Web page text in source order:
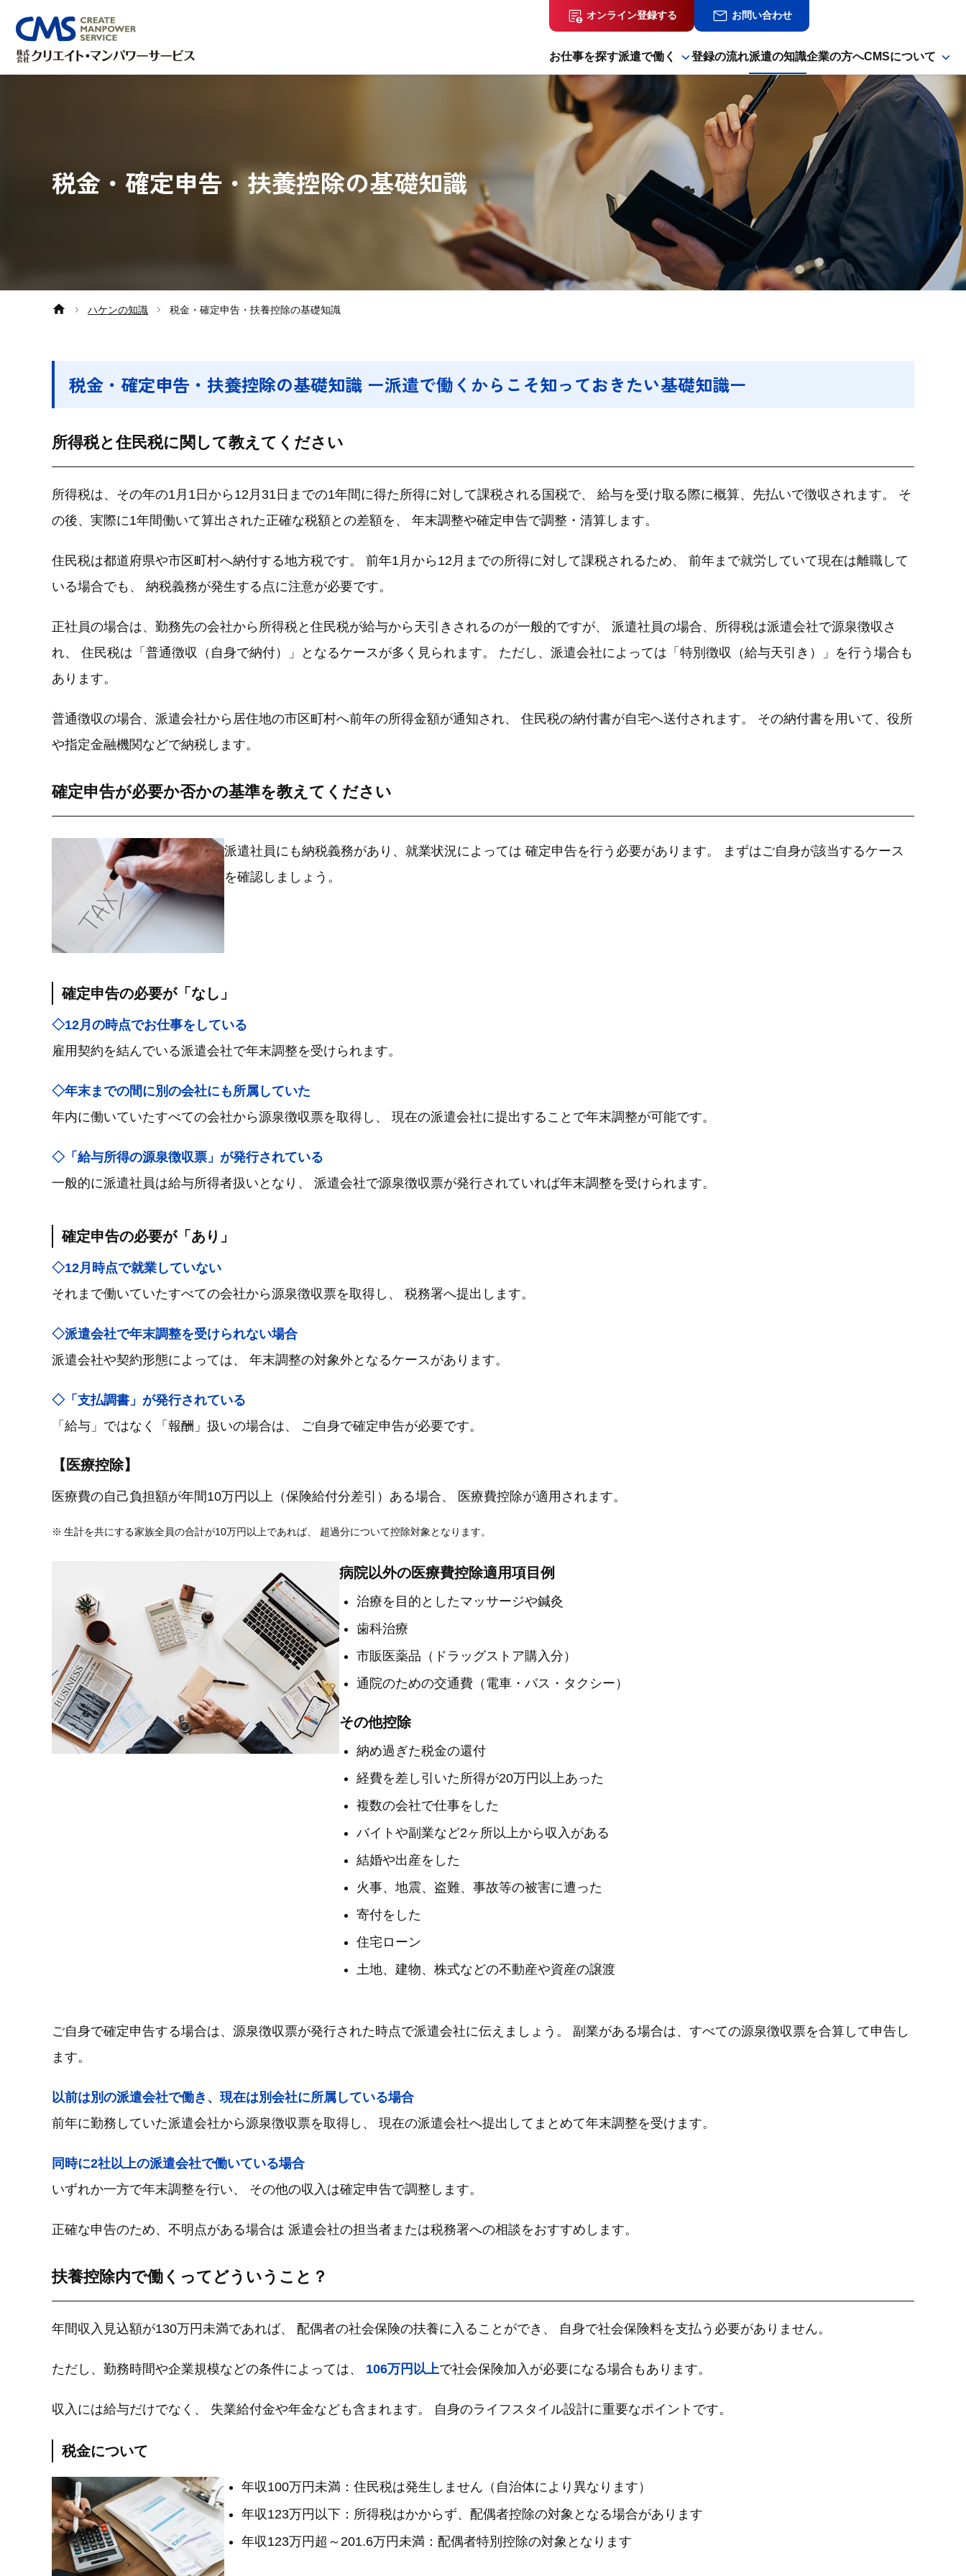
オンライン登録する お問い合わせ
お仕事を探す派遣で働く 登録の流れ派遣の知識企業の方へCMSについて
税金・確定申告・扶養控除の基礎知識
ハケンの知識 税金・確定申告・扶養控除の基礎知識
税金・確定申告・扶養控除の基礎知識 ー派遣で働くからこそ知っておきたい基礎知識ー
所得税と住民税に関して教えてください
所得税は、その年の1月1日から12月31日までの1年間に得た所得に対して課税される国税で、 給与を受け取る際に概算、先払いで徴収されます。 そ
の後、実際に1年間働いて算出された正確な税額との差額を、 年末調整や確定申告で調整・清算します。
住民税は都道府県や市区町村へ納付する地方税です。 前年1月から12月までの所得に対して課税されるため、 前年まで就労していて現在は離職して
いる場合でも、 納税義務が発生する点に注意が必要です。
正社員の場合は、勤務先の会社から所得税と住民税が給与から天引きされるのが一般的ですが、 派遣社員の場合、所得税は派遣会社で源泉徴収さ
れ、 住民税は「普通徴収（自身で納付）」となるケースが多く見られます。 ただし、派遣会社によっては「特別徴収（給与天引き）」を行う場合も
あります。
普通徴収の場合、派遣会社から居住地の市区町村へ前年の所得金額が通知され、 住民税の納付書が自宅へ送付されます。 その納付書を用いて、役所
や指定金融機関などで納税します。
確定申告が必要か否かの基準を教えてください
派遣社員にも納税義務があり、就業状況によっては 確定申告を行う必要があります。 まずはご自身が該当するケース
を確認しましょう。
確定申告の必要が「なし」
◇12月の時点でお仕事をしている
雇用契約を結んでいる派遣会社で年末調整を受けられます。
◇年末までの間に別の会社にも所属していた
年内に働いていたすべての会社から源泉徴収票を取得し、 現在の派遣会社に提出することで年末調整が可能です。
◇「給与所得の源泉徴収票」が発行されている
一般的に派遣社員は給与所得者扱いとなり、 派遣会社で源泉徴収票が発行されていれば年末調整を受けられます。
確定申告の必要が「あり」
◇12月時点で就業していない
それまで働いていたすべての会社から源泉徴収票を取得し、 税務署へ提出します。
◇派遣会社で年末調整を受けられない場合
派遣会社や契約形態によっては、 年末調整の対象外となるケースがあります。
◇「支払調書」が発行されている
「給与」ではなく「報酬」扱いの場合は、 ご自身で確定申告が必要です。
【医療控除】
医療費の自己負担額が年間10万円以上（保険給付分差引）ある場合、 医療費控除が適用されます。
生計を共にする家族全員の合計が10万円以上であれば、 超過分について控除対象となります。
病院以外の医療費控除適用項目例
治療を目的としたマッサージや鍼灸
歯科治療
市販医薬品（ドラッグストア購入分）
通院のための交通費（電車・バス・タクシー）
その他控除
納め過ぎた税金の還付
経費を差し引いた所得が20万円以上あった
複数の会社で仕事をした
バイトや副業など2ヶ所以上から収入がある
結婚や出産をした
火事、地震、盗難、事故等の被害に遭った
寄付をした
住宅ローン
土地、建物、株式などの不動産や資産の譲渡
ご自身で確定申告する場合は、源泉徴収票が発行された時点で派遣会社に伝えましょう。 副業がある場合は、すべての源泉徴収票を合算して申告し
ます。
以前は別の派遣会社で働き、現在は別会社に所属している場合
前年に勤務していた派遣会社から源泉徴収票を取得し、 現在の派遣会社へ提出してまとめて年末調整を受けます。
同時に2社以上の派遣会社で働いている場合
いずれか一方で年末調整を行い、 その他の収入は確定申告で調整します。
正確な申告のため、不明点がある場合は 派遣会社の担当者または税務署への相談をおすすめします。
扶養控除内で働くってどういうこと？
年間収入見込額が130万円未満であれば、 配偶者の社会保険の扶養に入ることができ、 自身で社会保険料を支払う必要がありません。
ただし、勤務時間や企業規模などの条件によっては、 106万円以上で社会保険加入が必要になる場合もあります。
収入には給与だけでなく、 失業給付金や年金なども含まれます。 自身のライフスタイル設計に重要なポイントです。
税金について
年収100万円未満：住民税は発生しません（自治体により異なります）
年収123万円以下：所得税はかからず、配偶者控除の対象となる場合があります
年収123万円超～201.6万円未満：配偶者特別控除の対象となります